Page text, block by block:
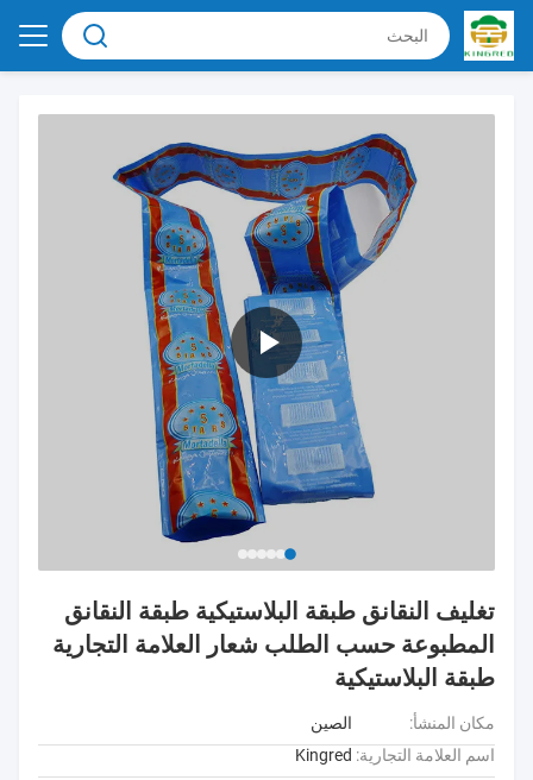
تغليف النقانق طبقة البلاستيكية طبقة النقانق
المطبوعة حسب الطلب شعار العلامة التجارية
طبقة البلاستيكية
مكان المنشأ:
الصين
اسم العلامة التجارية: Kingred